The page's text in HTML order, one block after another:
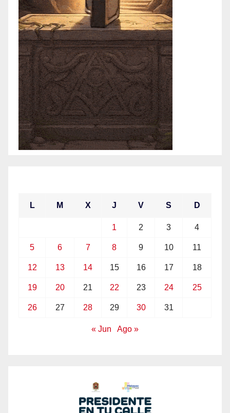
L M X J V S D
1 2 3 4
5 6 7 8 9 10 11
12 13 14 15 16 17 18
19 20 21 22 23 24 25
26 27 28 29 30 31
« Jun Ago »